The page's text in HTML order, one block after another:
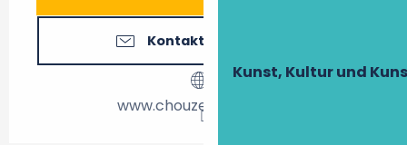
Kunst, Kultur und
Kontaktieren Sie uns
www.chouze-sur-loire.fr